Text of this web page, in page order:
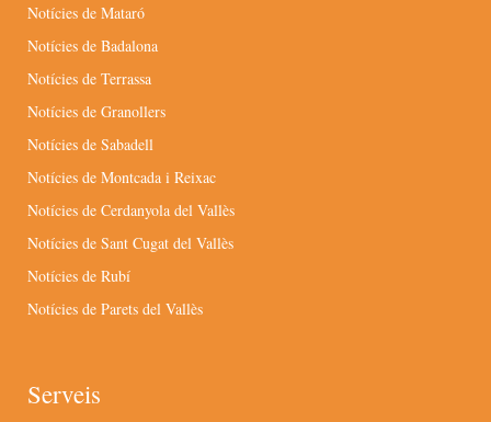
Notícies de Mataró
Notícies de Badalona
Notícies de Terrassa
Notícies de Granollers
Notícies de Sabadell
Notícies de Montcada i Reixac
Notícies de Cerdanyola del Vallès
Notícies de Sant Cugat del Vallès
Notícies de Rubí
Notícies de Parets del Vallès
Serveis